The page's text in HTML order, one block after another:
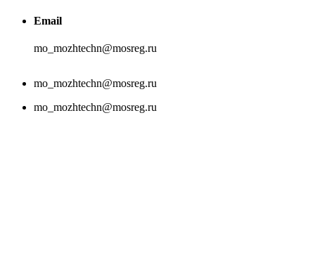
Email
mo_mozhtechn@mosreg.ru
mo_mozhtechn@mosreg.ru
mo_mozhtechn@mosreg.ru